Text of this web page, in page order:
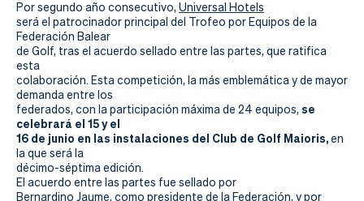
La
Federación
Federarse
Jugar
Aprender
Por segundo año consecutivo, Universal Hotels
será el patrocinador principal del Trofeo por Equipos de la
Federación Balear
de Golf, tras el acuerdo sellado entre las partes, que ratifica
esta
colaboración. Esta competición, la más emblemática y de mayor
demanda entre los
federados, con la participación máxima de 24 equipos, se
celebrará el 15 y el
16 de junio en las instalaciones del Club de Golf Maioris,en
la que será la
décimo-séptima edición.
El acuerdo entre las partes fue sellado por
Bernardino Jaume, como presidente de la Federación, y por